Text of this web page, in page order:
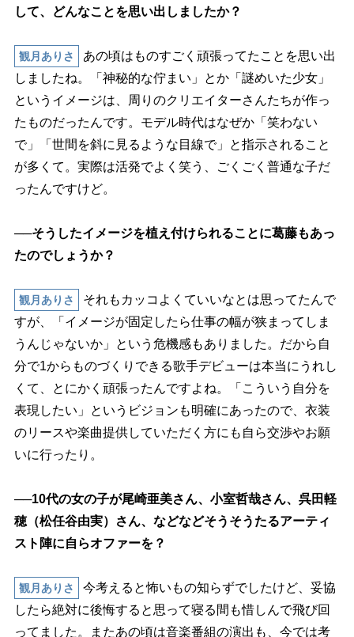
して、どんなことを思い出しましたか？
観月ありさ
あの頃はものすごく頑張ってたことを思い出
しましたね。「神秘的な佇まい」とか「謎めいた少女」
というイメージは、周りのクリエイターさんたちが作っ
たものだったんです。モデル時代はなぜか「笑わない
で」「世間を斜に見るような目線で」と指示されること
が多くて。実際は活発でよく笑う、ごくごく普通な子だ
ったんですけど。
──そうしたイメージを植え付けられることに葛藤もあっ
たのでしょうか？
観月ありさ
それもカッコよくていいなとは思ってたんで
すが、「イメージが固定したら仕事の幅が狭まってしま
うんじゃないか」という危機感もありました。だから自
分で1からものづくりできる歌手デビューは本当にうれし
くて、とにかく頑張ったんですよね。「こういう自分を
表現したい」というビジョンも明確にあったので、衣装
のリースや楽曲提供していただく方にも自ら交渉やお願
いに行ったり。
──10代の女の子が尾崎亜美さん、小室哲哉さん、呉田軽
穂（松任谷由実）さん、などなどそうそうたるアーティ
スト陣に自らオファーを？
観月ありさ
今考えると怖いもの知らずでしたけど、妥協
したら絶対に後悔すると思って寝る間も惜しんで飛び回
ってました。またあの頃は音楽番組の演出も、今では考